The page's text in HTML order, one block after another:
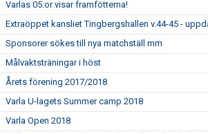
Varlas 05:or visar framfötterna!
Extraöppet kansliet Tingbergshallen v.44-45 -
Sponsorer sökes till nya matchställ mm
Målvaktsträningar i höst
Årets förening 2017/2018
Varla U-lagets Summer camp 2018
Varla Open 2018